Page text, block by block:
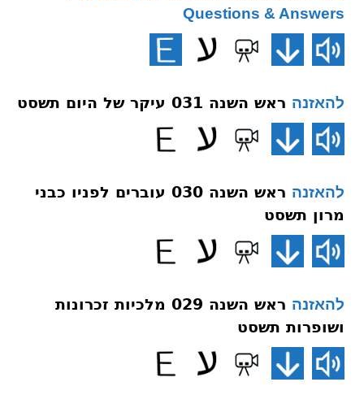
Questions & Answers
להאזנה ראש השנה 031 עיקר של היום תשסט
להאזנה
ראש השנה 030 עוברים לפניו כבני
מרון תשסט
להאזנה
ראש השנה 029 מלכיות זכרונות
ושופרות תשסט